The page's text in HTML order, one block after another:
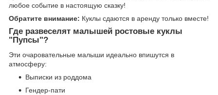
любое событие в настоящую сказку!
Обратите внимание: Куклы сдаются в аренду только вместе!
Где развеселят малышей ростовые куклы
"Пупсы"?
Эти очаровательные малыши идеально впишутся в
атмосферу:
Выписки из роддома
Гендер-пати